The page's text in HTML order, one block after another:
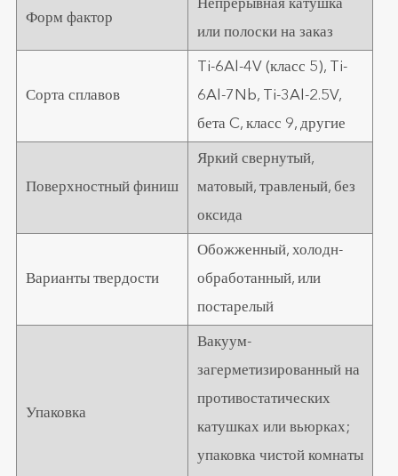
Форм фактор
Непрерывная катушка
или полоски на заказ
Сорта сплавов
Ti-6Al-4V (класс 5), Ti-
6Al-7Nb, Ti-3Al-2.5V,
бета C, класс 9, другие
Поверхностный финиш
Яркий свернутый,
матовый, травленый, без
оксида
Варианты твердости
Обожженный, холодн-
обработанный, или
постарелый
Упаковка
Вакуум-
загерметизированный на
противостатических
катушках или вьюрках;
упаковка чистой комнаты